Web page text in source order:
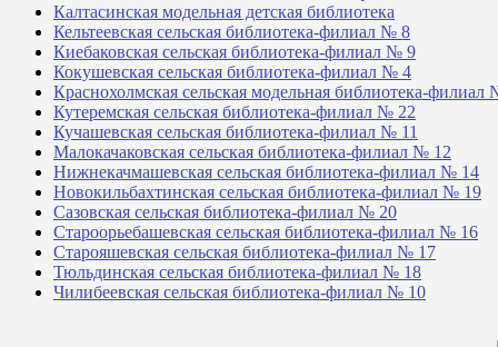
Калтасинская модельная детская библиотека
Кельтеевская сельская библиотека-филиал № 8
Киебаковская сельская библиотека-филиал № 9
Кокушевская сельская библиотека-филиал № 4
Краснохолмская сельская модельная библиотека-филиал
Кутеремская сельская библиотека-филиал № 22
Кучашевская сельская библиотека-филиал № 11
Малокачаковская сельская библиотека-филиал № 12
Нижнекачмашевская сельская библиотека-филиал № 14
Новокильбахтинская сельская библиотека-филиал № 19
Сазовская сельская библиотека-филиал № 20
Староорьебашевская сельская библиотека-филиал № 16
Старояшевская сельская библиотека-филиал № 17
Тюльдинская сельская библиотека-филиал № 18
Чилибеевская сельская библиотека-филиал № 10